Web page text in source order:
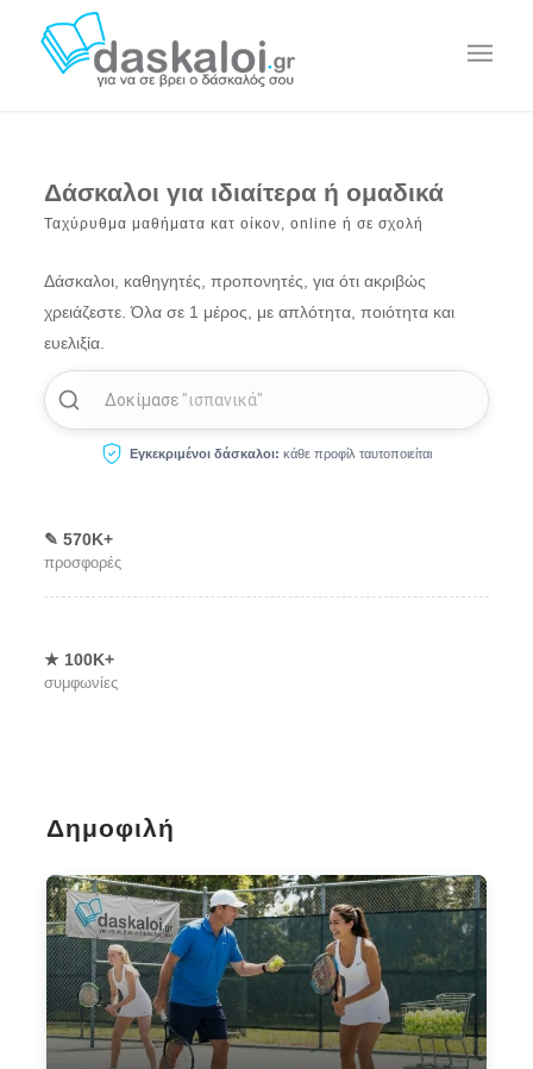
Δάσκαλοι για ιδιαίτερα ή ομαδικά
Ταχύρυθμα μαθήματα κατ οίκον, online ή σε σχολή
Δάσκαλοι, καθηγητές, προπονητές, για ότι ακριβώς
χρειάζεστε. Όλα σε 1 μέρος, με απλότητα, ποιότητα και
ευελιξία.
Δοκίμασε "πιάνο"
Εγκεκριμένοι δάσκαλοι: κάθε προφίλ ταυτοποιείται
✎ 570Κ+
προσφορές
★ 100Κ+
συμφωνίες
Δημοφιλή